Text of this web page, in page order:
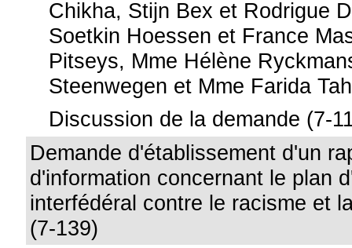
Chikha, Stijn Bex et Rodrigue
Soetkin Hoessen et France
Pitseys, Mme Hélène
Steenwegen et Mme Farida
Discussion de la demande (7-
Demande d'établissement d'un
d'information concernant le plan
interfédéral contre le racisme et
(7-139)